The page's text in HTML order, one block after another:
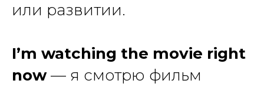
или развитии.
I’m watching the movie right
now— я смотрю фильм